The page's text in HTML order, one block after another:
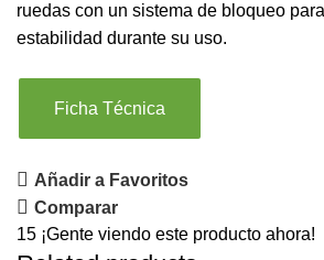
ruedas con un sistema de bloqueo
estabilidad durante su uso.
Ficha Técnica
Añadir a Favoritos
Comparar
15 ¡Gente viendo este producto ahora!